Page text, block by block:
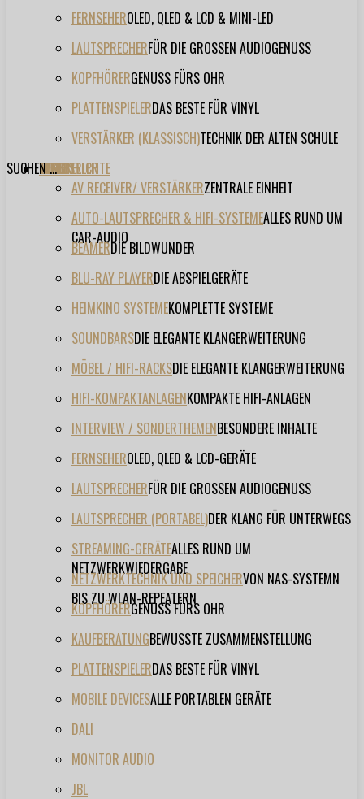
FERNSEHEROLED, QLED & LCD & MINI-LED
LAUTSPRECHERFÜR DIE GROSSEN AUDIOGENUSS
KOPFHÖRERGENUSS FÜRS OHR
PLATTENSPIELERDAS BESTE FÜR VINYL
VERSTÄRKER (KLASSISCH)TECHNIK DER ALTEN SCHULE
TESTBERICHTE
AV RECEIVER/ VERSTÄRKERZENTRALE EINHEIT
AUTO-LAUTSPRECHER & HIFI-SYSTEMEALLES RUND UM
CAR-AUDIO
BEAMERDIE BILDWUNDER
BLU-RAY PLAYERDIE ABSPIELGERÄTE
HEIMKINO SYSTEMEKOMPLETTE SYSTEME
SOUNDBARSDIE ELEGANTE KLANGERWEITERUNG
MÖBEL / HIFI-RACKSDIE ELEGANTE KLANGERWEITERUNG
HIFI-KOMPAKTANLAGENKOMPAKTE HIFI-ANLAGEN
INTERVIEW / SONDERTHEMENBESONDERE INHALTE
FERNSEHEROLED, QLED & LCD-GERÄTE
LAUTSPRECHERFÜR DIE GROSSEN AUDIOGENUSS
LAUTSPRECHER (PORTABEL)DER KLANG FÜR UNTERWEGS
STREAMING-GERÄTEALLES RUND UM
NETZWERKWIEDERGABE
NETZWERKTECHNIK UND SPEICHERVON NAS-SYSTEMN
BIS ZU WLAN-REPEATERN
KOPFHÖRERGENUSS FÜRS OHR
KAUFBERATUNGBEWUSSTE ZUSAMMENSTELLUNG
PLATTENSPIELERDAS BESTE FÜR VINYL
MOBILE DEVICESALLE PORTABLEN GERÄTE
FORUM
FILME
VIDEOS
HERSTELLER
DALI
MONITOR AUDIO
JBL
EVENT
SUCHEN ...